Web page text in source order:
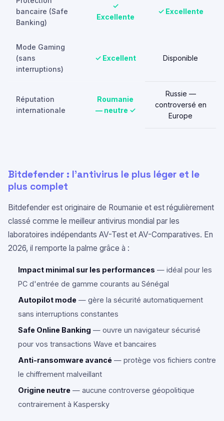
bancaire (Safe
Banking)
✓
Excellente
✓ Excellente
Mode Gaming
(sans
interruptions)
✓ Excellent Disponible
Réputation
internationale
Roumanie
— neutre ✓
Russie —
controversé en
Europe
Bitdefender : l'antivirus le plus léger et le
plus complet
Bitdefender est originaire de Roumanie et est régulièrement
classé comme le meilleur antivirus mondial par les
laboratoires indépendants AV-Test et AV-Comparatives. En
2026, il remporte la palme grâce à :
Impact minimal sur les performances — idéal pour les
PC d'entrée de gamme courants au Sénégal
Autopilot mode — gère la sécurité automatiquement
sans interruptions constantes
Safe Online Banking — ouvre un navigateur sécurisé
pour vos transactions Wave et bancaires
Anti-ransomware avancé — protège vos fichiers contre
le chiffrement malveillant
Origine neutre — aucune controverse géopolitique
contrairement à Kaspersky